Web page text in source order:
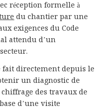
réception formelle à
du chantier par une
exigences du Code
attendu d’un
fait directement depuis le
un diagnostic de
chiffrage des travaux de
d’une visite